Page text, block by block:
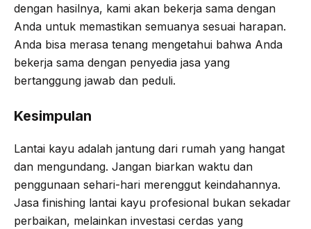
dengan hasilnya, kami akan bekerja sama dengan
Anda untuk memastikan semuanya sesuai harapan.
Anda bisa merasa tenang mengetahui bahwa Anda
bekerja sama dengan penyedia jasa yang
bertanggung jawab dan peduli.
Kesimpulan
Lantai kayu adalah jantung dari rumah yang hangat
dan mengundang. Jangan biarkan waktu dan
penggunaan sehari-hari merenggut keindahannya.
Jasa finishing lantai kayu profesional bukan sekadar
perbaikan, melainkan investasi cerdas yang